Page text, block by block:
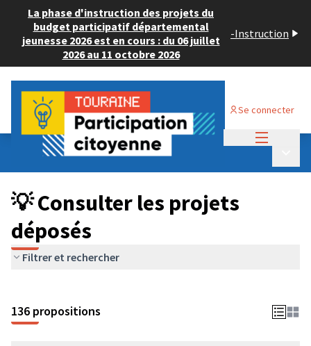
La phase d'instruction des projets du
budget participatif départemental
jeunesse 2026 est en cours : du 06 juillet
2026 au 11 octobre 2026
-Instruction
Se connecter
Budget Participatif JEUNESSE 2024
💡 Consulter les projets déposés
💡 Consulter les projets
déposés
Filtrer et rechercher
136 propositions